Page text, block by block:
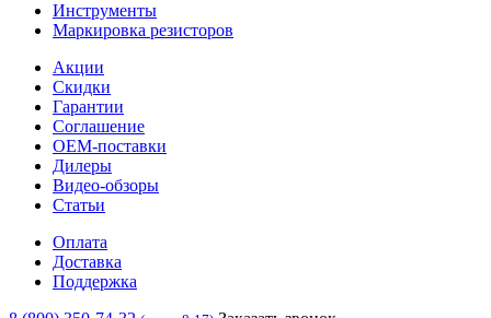
Инструменты
Маркировка резисторов
Акции
Скидки
Гарантии
Соглашение
OEM-поставки
Дилеры
Видео-обзоры
Статьи
Оплата
Доставка
Поддержка